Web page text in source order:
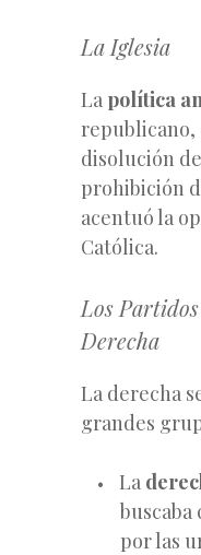
La Iglesia
La política
republicano,
disolución
prohibición
acentuó la
Católica.
Los
Derecha
La derecha
grandes
La
por las